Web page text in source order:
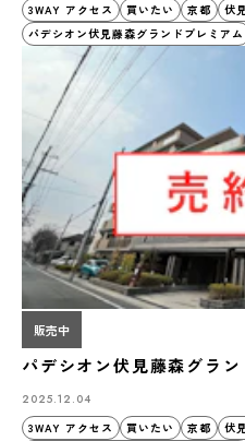
3WAY アクセス
買いたい 京都
伏
パデシオン伏見藤森グランドプレミアム
販売中
パデシオン伏見藤森グラン
2025.12.04
3WAY アクセス
買いたい 京都
伏